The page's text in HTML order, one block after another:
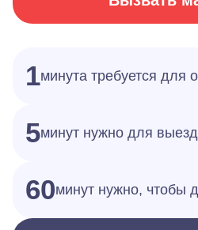
1минута требуется для
5минут нужно для
60минут нужно, чтобы